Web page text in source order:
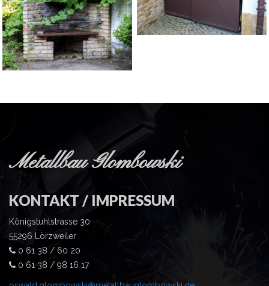
Metallbau Glombowski
KONTAKT / IMPRESSUM
Königstuhlstrasse 30
55296 Lörzweiler
0 61 38 / 60 20
0 61 38 / 98 16 17